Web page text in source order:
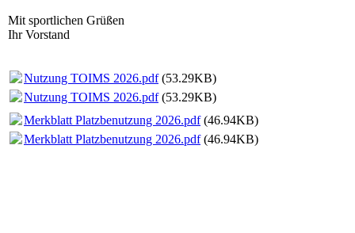
Mit sportlichen Grüßen
Ihr Vorstand
Nutzung TOIMS 2026.pdf(53.29KB)
Nutzung TOIMS 2026.pdf(53.29KB)
Merkblatt Platzbenutzung 2026.pdf(46.94KB)
Merkblatt Platzbenutzung 2026.pdf(46.94KB)